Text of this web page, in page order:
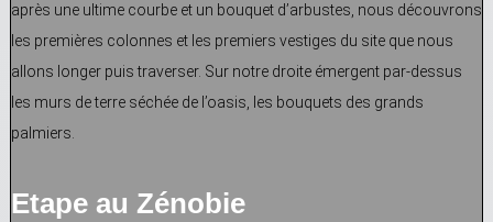
après une ultime courbe et un bouquet d’arbustes, nous découvrons
les premières colonnes et les premiers vestiges du site que nous
allons longer puis traverser. Sur notre droite émergent par-dessus
les murs de terre séchée de l’oasis, les bouquets des grands
palmiers.
Etape au Zénobie